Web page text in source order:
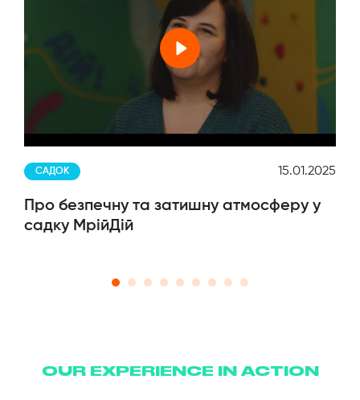
САДОК 15.01.2025
Про безпечну та затишну атмосферу у
садку МрійДій
OUR EXPERIENCE IN ACTION